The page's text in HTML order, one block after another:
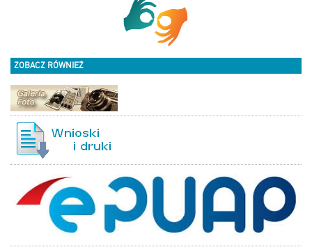
ZOBACZ RÓWNIEŻ